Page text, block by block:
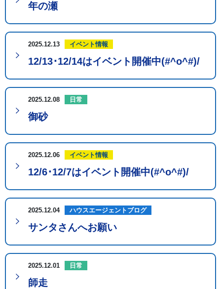
年の瀬
2025.12.13 イベント情報
12/13･12/14はイベント開催中(#^o^#)/
2025.12.08 日常
御砂
2025.12.06 イベント情報
12/6･12/7はイベント開催中(#^o^#)/
2025.12.04 ハウスエージェントブログ
サンタさんへお願い
2025.12.01 日常
師走